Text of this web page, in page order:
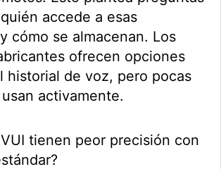
accede a esas
cómo se almacenan. Los
ofrecen opciones
historial de voz, pero pocas
activamente.
tienen peor precisión con